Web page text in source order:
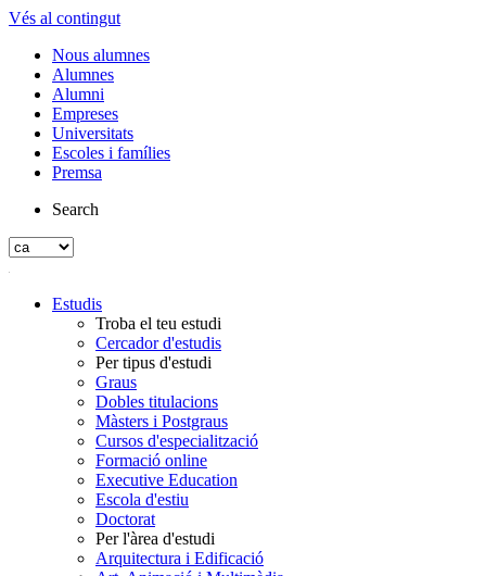
Vés al contingut
Nous alumnes
Alumnes
Alumni
Empreses
Universitats
Escoles i famílies
Premsa
Search
Estudis
Troba el teu estudi
Cercador d'estudis
Per tipus d'estudi
Graus
Dobles titulacions
Màsters i Postgraus
Cursos d'especialització
Formació online
Executive Education
Escola d'estiu
Doctorat
Per l'àrea d'estudi
Arquitectura i Edificació